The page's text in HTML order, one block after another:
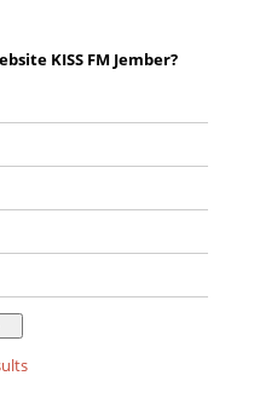
KISS FM Jember?